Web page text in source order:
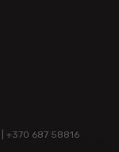
| +370 687 58816